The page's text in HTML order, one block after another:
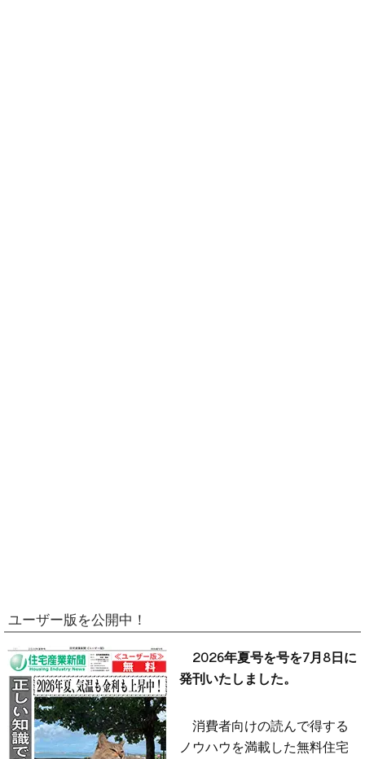
ユーザー版を公開中！
2026年夏号を号を7月8日に
発刊いたしました。
消費者向けの読んで得する
ノウハウを満載した無料住宅